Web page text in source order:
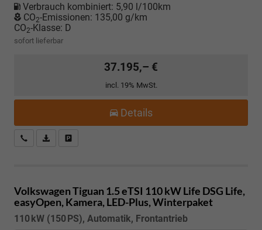
Verbrauch kombiniert: 5,90 l/100km
CO2-Emissionen: 135,00 g/km
CO2-Klasse: D
sofort lieferbar
37.195,– €
incl. 19% MwSt.
Details
Kostenloser Rückruf-Service
PDF-Datei, Fahrzeugexposé drucken
Volkswagen Tiguan1.5 eTSI 110 kW Life DSG Life,
easyOpen, Kamera, LED-Plus, Winterpaket
110 kW (150 PS), Automatik, Frontantrieb